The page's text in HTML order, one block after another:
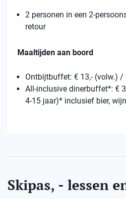
2 personen in een 2-
retour
Maaltijden aan boord
Ontbijtbuffet: € 13,- (volw.) /
All-inclusive dinerbuffet*: €
4-15 jaar)* inclusief bier,
Skipas, - lessen